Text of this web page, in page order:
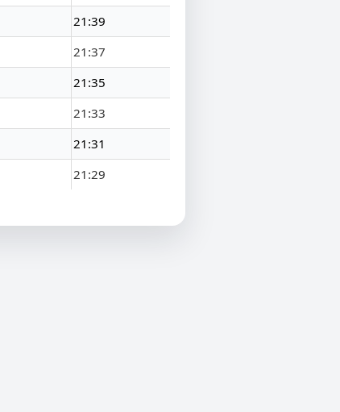
21:39
21:37
21:35
21:33
21:31
21:29